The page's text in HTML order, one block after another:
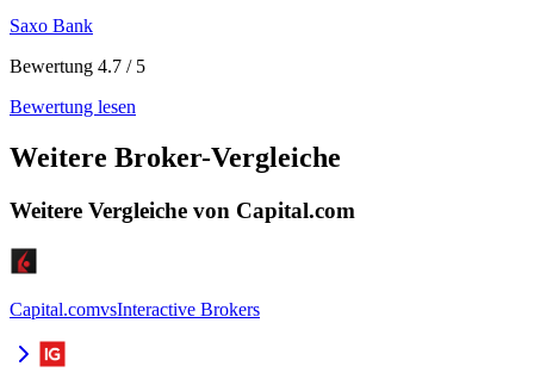
Saxo Bank
Bewertung 4.7 / 5
Bewertung lesen
Weitere Broker-Vergleiche
Weitere Vergleiche von Capital.com
Capital.comvsInteractive Brokers